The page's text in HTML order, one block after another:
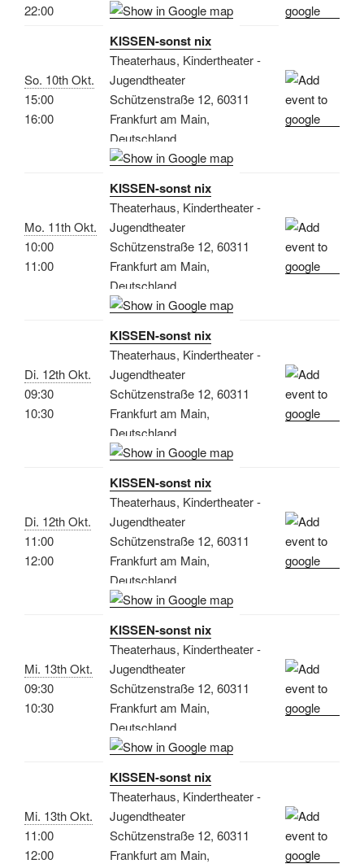
22:00
So. 10th Okt.
15:00
16:00
KISSEN-sonst nix
Theaterhaus, Kindertheater -
Jugendtheater
Schützenstraße 12, 60311
Frankfurt am Main,
Deutschland
Mo. 11th Okt.
10:00
11:00
KISSEN-sonst nix
Theaterhaus, Kindertheater -
Jugendtheater
Schützenstraße 12, 60311
Frankfurt am Main,
Deutschland
Di. 12th Okt.
09:30
10:30
KISSEN-sonst nix
Theaterhaus, Kindertheater -
Jugendtheater
Schützenstraße 12, 60311
Frankfurt am Main,
Deutschland
Di. 12th Okt.
11:00
12:00
KISSEN-sonst nix
Theaterhaus, Kindertheater -
Jugendtheater
Schützenstraße 12, 60311
Frankfurt am Main,
Deutschland
Mi. 13th Okt.
09:30
10:30
KISSEN-sonst nix
Theaterhaus, Kindertheater -
Jugendtheater
Schützenstraße 12, 60311
Frankfurt am Main,
Deutschland
Mi. 13th Okt.
11:00
12:00
KISSEN-sonst nix
Theaterhaus, Kindertheater -
Jugendtheater
Schützenstraße 12, 60311
Frankfurt am Main,